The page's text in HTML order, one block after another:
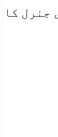
جنرل کا